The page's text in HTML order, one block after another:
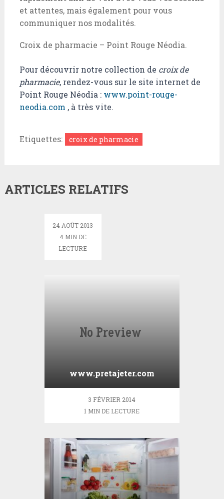
et attentes, mais également pour vous
communiquer nos modalités.
Croix de pharmacie – Point Rouge Néodia.
Pour découvrir notre collection de croix de
pharmacie, rendez-vous sur le site internet de
Point Rouge Néodia : www.point-rouge-
neodia.com , à très vite.
Etiquettes: croix de pharmacie
ARTICLES RELATIFS
L’ouverture
des
dimanche
24 AOÛT 2013
4 MIN DE
LECTURE
www.pretajeter.com
3 FÉVRIER 2014
1 MIN DE LECTURE